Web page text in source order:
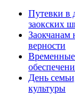
Путевки в
заокских
верности
Временные
День
культуры